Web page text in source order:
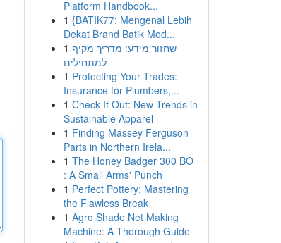
Platform Handbook...
1 {BATIK77: Mengenal Lebih
Dekat Brand Batik Mod...
1 שחזור מידע: מדריך מקיף
למתחילים
1 Protecting Your Trades:
Insurance for Plumbers,...
1 Check It Out: New Trends in
Sustainable Apparel
1 Finding Massey Ferguson
Parts in Northern Irela...
1 The Honey Badger 300 BO
: A Small Arms' Punch
1 Perfect Pottery: Mastering
the Flawless Break
1 Agro Shade Net Making
Machine: A Thorough Guide